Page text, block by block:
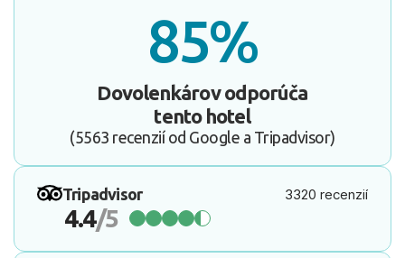
85%
Dovolenkárov odporúča
tento hotel
(5563 recenzií od Google a Tripadvisor)
Tripadvisor 3320 recenzií
4.4/5